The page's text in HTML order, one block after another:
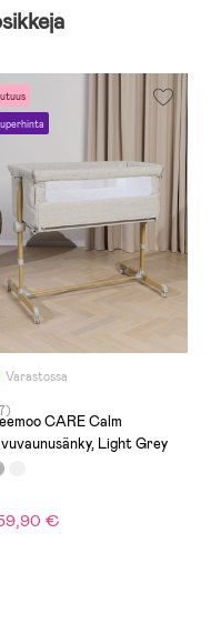
Varastossa
CARE Calm
Light Grey
€